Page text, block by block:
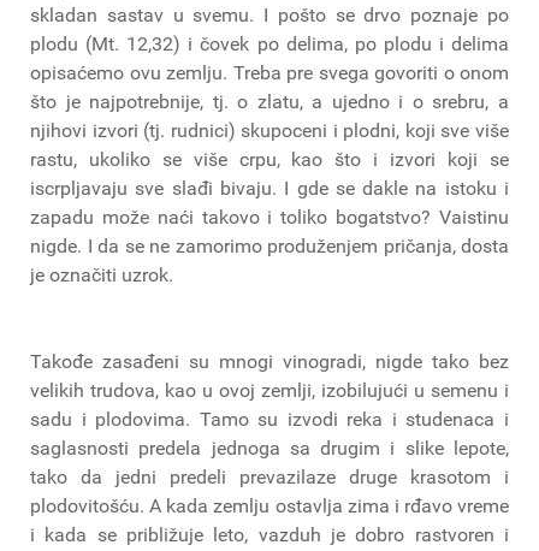
skladan sastav u svemu. I pošto se drvo poznaje po
plodu (Mt. 12,32) i čovek po delima, po plodu i delima
opisaćemo ovu zemlju. Treba pre svega govoriti o onom
što je najpotrebnije, tj. o zlatu, a ujedno i o srebru, a
njihovi izvori (tj. rudnici) skupoceni i plodni, koji sve više
rastu, ukoliko se više crpu, kao što i izvori koji se
iscrpljavaju sve slađi bivaju. I gde se dakle na istoku i
zapadu može naći takovo i toliko bogatstvo? Vaistinu
nigde. I da se ne zamorimo produženjem pričanja, dosta
je označiti uzrok.
Takođe zasađeni su mnogi vinogradi, nigde tako bez
velikih trudova, kao u ovoj zemlji, izobilujući u semenu i
sadu i plodovima. Tamo su izvodi reka i studenaca i
saglasnosti predela jednoga sa drugim i slike lepote,
tako da jedni predeli prevazilaze druge krasotom i
plodovitošću. A kada zemlju ostavlja zima i rđavo vreme
i kada se približuje leto, vazduh je dobro rastvoren i